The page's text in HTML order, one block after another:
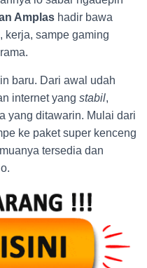
Amplas hadir bawa
kerja, sampe gaming
baru. Dari awal udah
internet yang stabil,
yang ditawarin. Mulai dari
ke paket super kenceng
tersedia dan